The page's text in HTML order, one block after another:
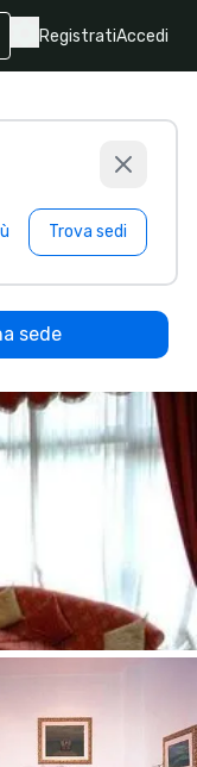
RegistratiAccedi
Trova sedi
sede